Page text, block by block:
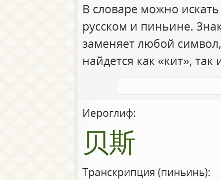
В словаре можно
русском и пиньине.
заменяет любой
найдется как «кит», так
Иероглиф:
贝斯
Транскрипция (пиньинь):